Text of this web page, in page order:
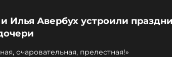
Илья Авербух устроили
очаровательная, прелестная!»